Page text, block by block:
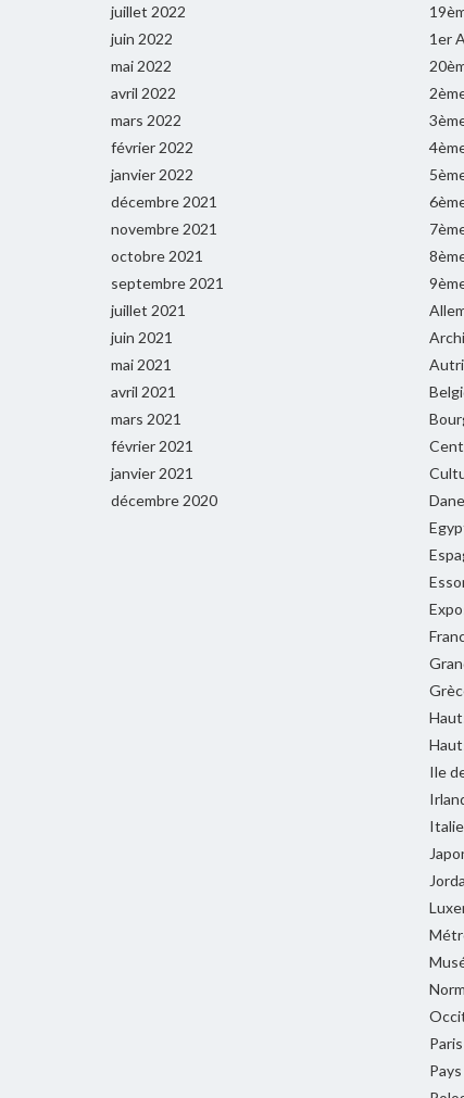
juillet 2022
juin 2022
mai 2022
avril 2022
mars 2022
février 2022
janvier 2022
décembre 2021
novembre 2021
octobre 2021
septembre 2021
juillet 2021
juin 2021
mai 2021
avril 2021
mars 2021
février 2021
janvier 2021
décembre 2020
1er
Ile
Italie
Paris